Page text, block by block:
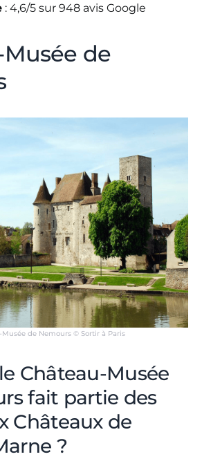
: 4,6/5 sur 948 avis Google
de
Musée de Nemours © Sortir à Paris
Château-Musée
fait partie des
Châteaux de
?